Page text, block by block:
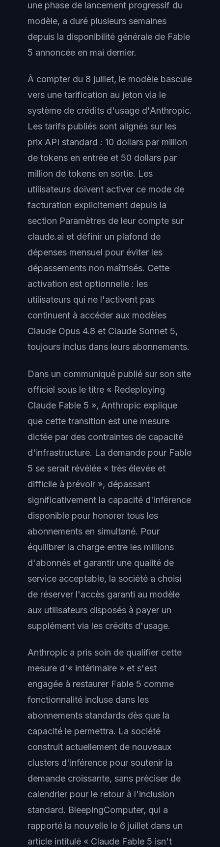
une phase de lancement progressif du
modèle, a duré plusieurs semaines
depuis la disponibilité générale de Fable
5 annoncée en mai dernier.
À compter du 8 juillet, le modèle bascule
vers une tarification au jeton via le
système de crédits d'usage d'Anthropic.
Les tarifs publiés sont alignés sur les
prix API standard : 10 dollars par million
de tokens en entrée et 50 dollars par
million de tokens en sortie. Les
utilisateurs doivent activer ce mode de
facturation explicitement depuis la
section Paramètres de leur compte sur
claude.ai et définir un plafond de
dépenses mensuel pour éviter les
dépassements non maîtrisés. Cette
activation est optionnelle : les
utilisateurs qui ne l'activent pas
continuent à accéder aux modèles
Claude Opus 4.8 et Claude Sonnet 5,
toujours inclus dans leurs abonnements.
Dans un communiqué publié sur son site
officiel sous le titre « Redeploying
Claude Fable 5 », Anthropic explique
que cette transition est une mesure
dictée par des contraintes de capacité
d'infrastructure. La demande pour Fable
5 se serait révélée « très élevée et
difficile à prévoir », dépassant
significativement la capacité d'inférence
disponible pour honorer tous les
abonnements en simultané. Pour
équilibrer la charge entre les millions
d'abonnés et garantir une qualité de
service acceptable, la société a choisi
de réserver l'accès garanti au modèle
aux utilisateurs disposés à payer un
supplément via les crédits d'usage.
Anthropic a pris soin de qualifier cette
mesure d'« intérimaire » et s'est
engagée à restaurer Fable 5 comme
fonctionnalité incluse dans les
abonnements standards dès que la
capacité le permettra. La société
construit actuellement de nouveaux
clusters d'inférence pour soutenir la
demande croissante, sans préciser de
calendrier pour le retour à l'inclusion
standard. BleepingComputer, qui a
rapporté la nouvelle le 6 juillet dans un
article intitulé « Claude Fable 5 isn't